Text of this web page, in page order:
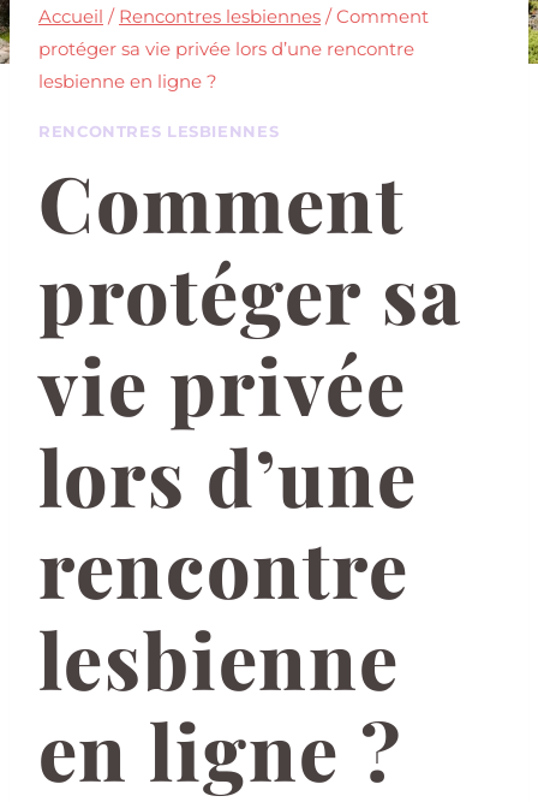
Accueil / Rencontres lesbiennes / Comment
protéger sa vie privée lors d’une rencontre
lesbienne en ligne ?
RENCONTRES LESBIENNES
Comment
protéger sa
vie privée
lors d’une
rencontre
lesbienne
en ligne ?